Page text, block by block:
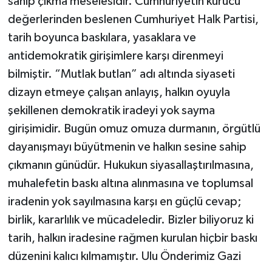
değerlerinden beslenen Cumhuriyet Halk Partisi,
tarih boyunca baskılara, yasaklara ve
antidemokratik girişimlere karşı direnmeyi
bilmiştir. “Mutlak butlan” adı altında siyaseti
dizayn etmeye çalışan anlayış, halkın oyuyla
şekillenen demokratik iradeyi yok sayma
girişimidir. Bugün omuz omuza durmanın, örgütlü
dayanışmayı büyütmenin ve halkın sesine sahip
çıkmanın günüdür. Hukukun siyasallaştırılmasına,
muhalefetin baskı altına alınmasına ve toplumsal
iradenin yok sayılmasına karşı en güçlü cevap;
birlik, kararlılık ve mücadeledir. Bizler biliyoruz ki
tarih, halkın iradesine rağmen kurulan hiçbir baskı
düzenini kalıcı kılmamıştır. Ulu Önderimiz Gazi